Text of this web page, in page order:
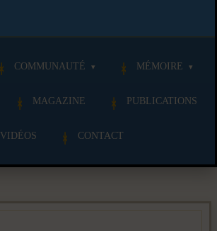
COMMUNAUTÉ MÉMOIRE
MAGAZINE PUBLICATIONS
VIDÉOS CONTACT